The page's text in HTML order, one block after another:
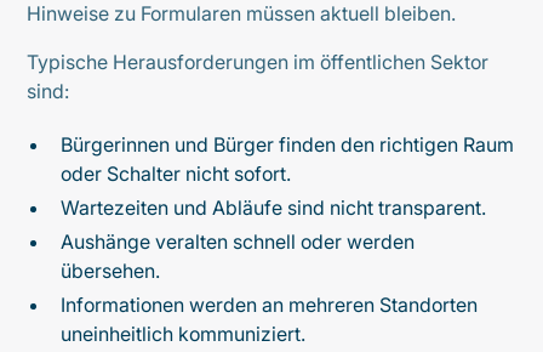
Hinweise zu Formularen müssen aktuell bleiben.
Typische Herausforderungen im öffentlichen Sektor
sind:
Bürgerinnen und Bürger finden den richtigen Raum
oder Schalter nicht sofort.
Wartezeiten und Abläufe sind nicht transparent.
Aushänge veralten schnell oder werden
übersehen.
Informationen werden an mehreren Standorten
uneinheitlich kommuniziert.